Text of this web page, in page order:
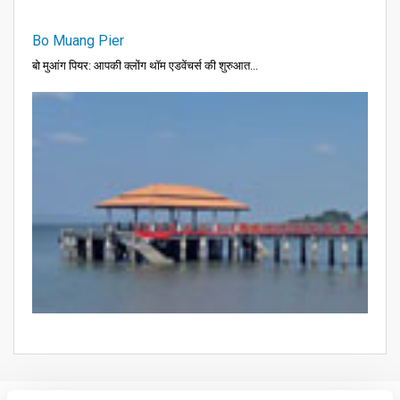
Bo Muang Pier
बो मुआंग पियर: आपकी क्लोंग थॉम एडवेंचर्स की शुरुआत...